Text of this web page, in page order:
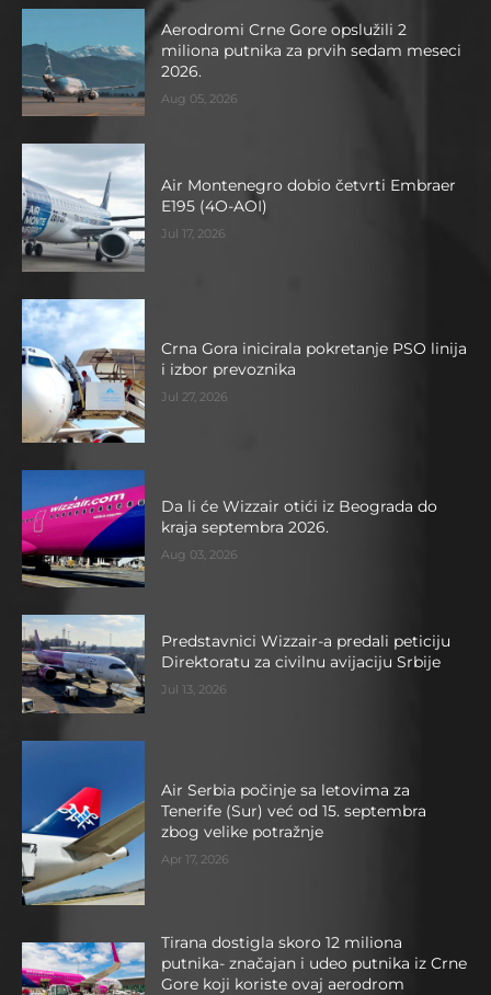
Aerodromi Crne Gore opslužili 2
miliona putnika za prvih sedam meseci
2026.
Aug 05, 2026
Air Montenegro dobio četvrti Embraer
E195 (4O-AOI)
Jul 17, 2026
Crna Gora inicirala pokretanje PSO linija
i izbor prevoznika
Jul 27, 2026
Da li će Wizzair otići iz Beograda do
kraja septembra 2026.
Aug 03, 2026
Predstavnici Wizzair-a predali peticiju
Direktoratu za civilnu avijaciju Srbije
Jul 13, 2026
Air Serbia počinje sa letovima za
Tenerife (Sur) već od 15. septembra
zbog velike potražnje
Apr 17, 2026
Tirana dostigla skoro 12 miliona
putnika- značajan i udeo putnika iz Crne
Gore koji koriste ovaj aerodrom